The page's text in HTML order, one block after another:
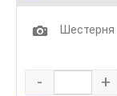
1
- +